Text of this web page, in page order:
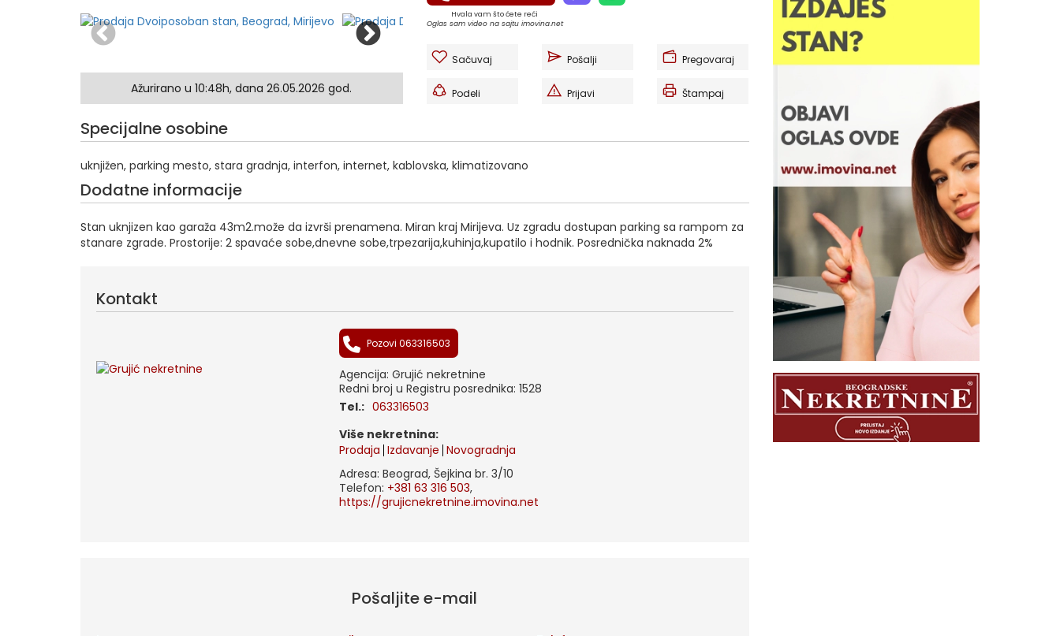
Ažurirano u 10:48h, dana 26.05.2026 god.
Hvala vam što ćete reći
Oglas sam video na sajtu imovina.net
Sačuvaj Pošalji Pregovaraj
Podeli Prijavi Štampaj
Specijalne osobine
uknjižen, parking mesto, stara gradnja, interfon, internet, kablovska, klimatizovano
Dodatne informacije
Stan uknjizen kao garaža 43m2.može da izvrši prenamena. Miran kraj Mirijeva. Uz zgradu dostupan parking sa rampom za
stanare zgrade. Prostorije: 2 spavaće sobe,dnevne sobe,trpezarija,kuhinja,kupatilo i hodnik. Posrednička naknada 2%
Kontakt
Pozovi 063316503
Agencija: Grujić nekretnine
Redni broj u Registru posrednika: 1528
tel.: 063316503
Više nekretnina:
Prodaja Izdavanje Novogradnja
Adresa: Beograd, Šejkina br. 3/10
Telefon: +381 63 316 503,
https://grujicnekretnine.imovina.net
Pošaljite e-mail